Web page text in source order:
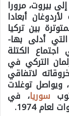
بيروت، مرورا
أبعادا
بين تركيا
أدلى بها-
اجتماع الكتلة
التركي في
لاتفاقي
ويواصل توغلات
سوريا، في
1974.